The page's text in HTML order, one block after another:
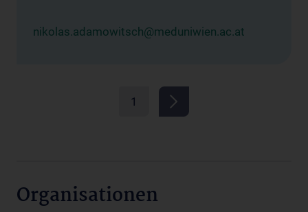
nikolas.adamowitsch@meduniwien.ac.at
1
Organisationen